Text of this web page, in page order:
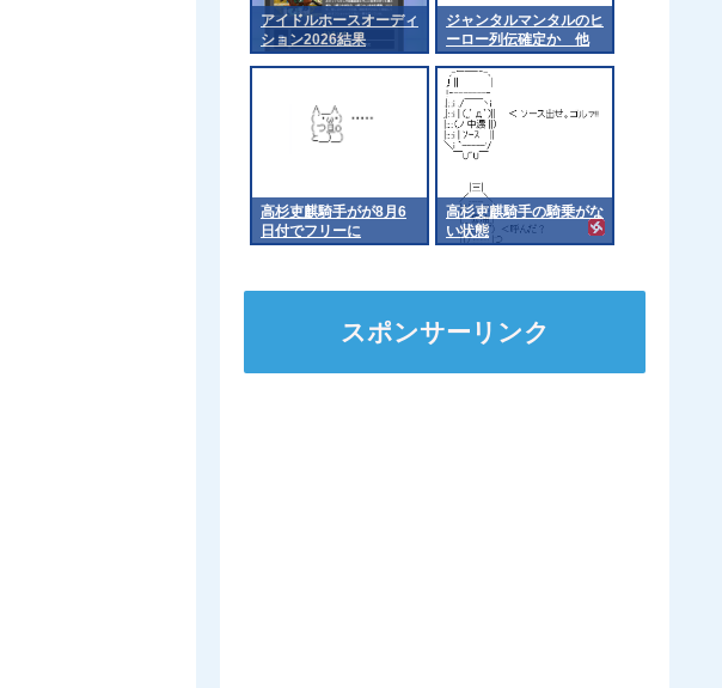
アイドルホースオーディ
ション2026結果
ジャンタルマンタルのヒ
ーロー列伝確定か 他
高杉吏麒騎手がが8月6
日付でフリーに
高杉吏麒騎手の騎乗がな
い状態
スポンサーリンク